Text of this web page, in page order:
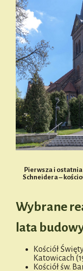
Pierwsza i
Schneidera –
Wybrane
lata
Kościół
Katowicach
Kościół św.